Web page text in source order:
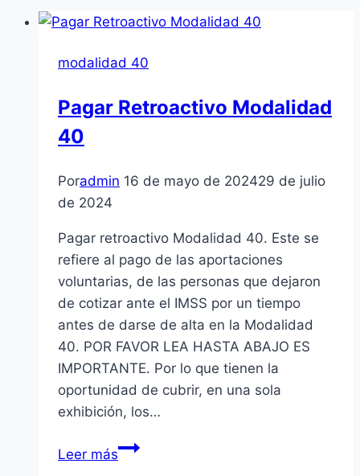
modalidad 40
Pagar Retroactivo Modalidad
40
Poradmin 16 de mayo de 202429 de julio
de 2024
Pagar retroactivo Modalidad 40. Este se
refiere al pago de las aportaciones
voluntarias, de las personas que dejaron
de cotizar ante el IMSS por un tiempo
antes de darse de alta en la Modalidad
40. POR FAVOR LEA HASTA ABAJO ES
IMPORTANTE. Por lo que tienen la
oportunidad de cubrir, en una sola
exhibición, los…
Leer másPagar